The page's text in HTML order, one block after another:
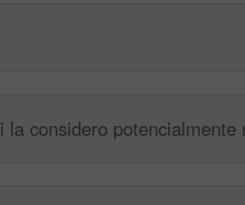
considero potencialmente